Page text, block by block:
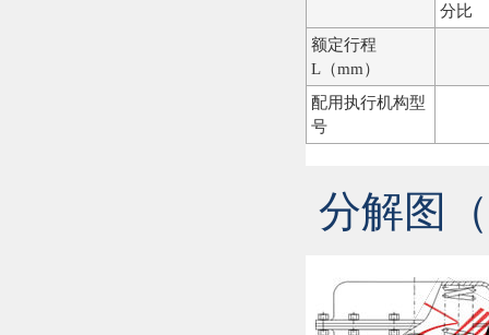
分比
额定行程
L（mm）
配用执行机构型
号
分解图